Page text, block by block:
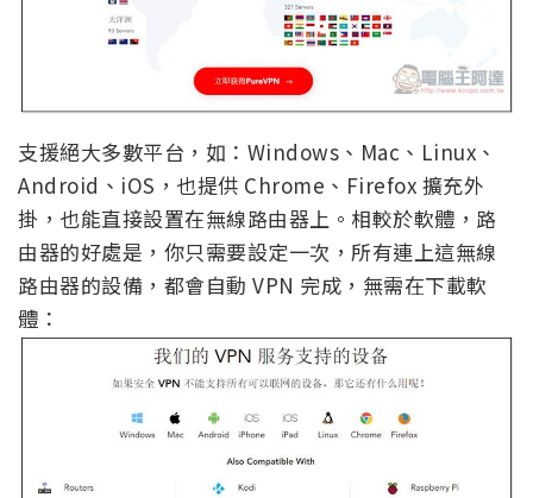
支援絕大多數平台，如：Windows、Mac、Linux、
Android、iOS，也提供 Chrome、Firefox 擴充外
掛，也能直接設置在無線路由器上。相較於軟體，路
由器的好處是，你只需要設定一次，所有連上這無線
路由器的設備，都會自動 VPN 完成，無需在下載軟
體：